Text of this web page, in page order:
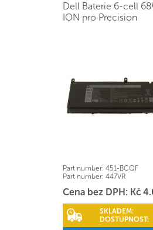
Dell Baterie 6-cell
ION pro Precision
Part number: 451-BCQF
Part number: 447VR
Cena bez DPH: Kč
SKLADEM:
DOSTUPNOST: